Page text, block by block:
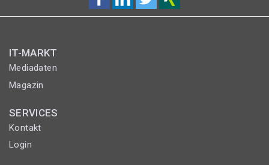
IT-MARKT
Mediadaten
Magazin
SERVICES
Kontakt
Login